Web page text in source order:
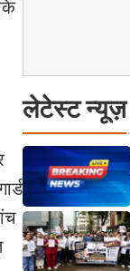
लेटेस्ट न्यूज़